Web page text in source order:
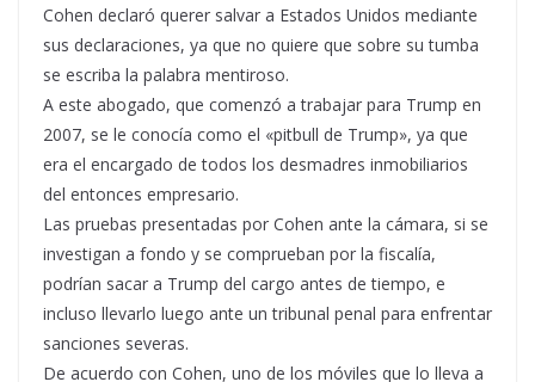
Cohen declaró querer salvar a Estados Unidos mediante
sus declaraciones, ya que no quiere que sobre su tumba
se escriba la palabra mentiroso.
A este abogado, que comenzó a trabajar para Trump en
2007, se le conocía como el «pitbull de Trump», ya que
era el encargado de todos los desmadres inmobiliarios
del entonces empresario.
Las pruebas presentadas por Cohen ante la cámara, si se
investigan a fondo y se comprueban por la fiscalía,
podrían sacar a Trump del cargo antes de tiempo, e
incluso llevarlo luego ante un tribunal penal para enfrentar
sanciones severas.
De acuerdo con Cohen, uno de los móviles que lo lleva a